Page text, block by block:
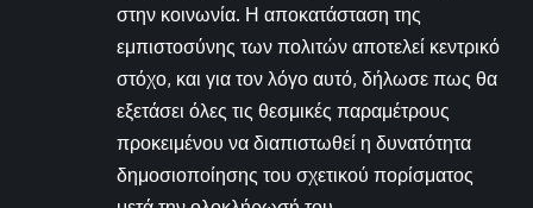
στην κοινωνία. Η αποκατάσταση της
εμπιστοσύνης των πολιτών αποτελεί κεντρικό
στόχο, και για τον λόγο αυτό, δήλωσε πως θα
εξετάσει όλες τις θεσμικές παραμέτρους
προκειμένου να διαπιστωθεί η δυνατότητα
δημοσιοποίησης του σχετικού πορίσματος